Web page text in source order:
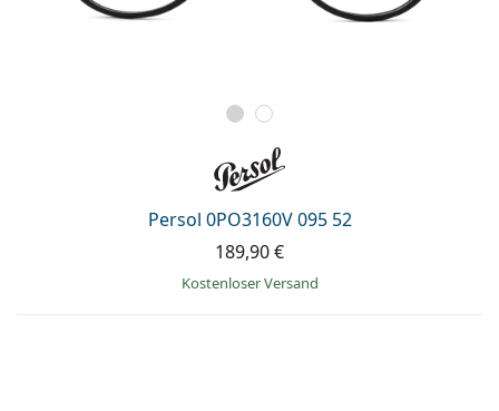
Persol 0PO3160V 095 52
189,90 €
Kostenloser Versand